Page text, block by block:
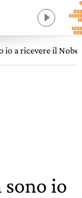
io a ricevere il
sono io